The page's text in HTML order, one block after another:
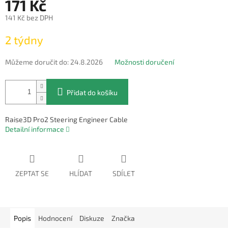
171 Kč
141 Kč bez DPH
cena:
2 týdny
Můžeme doručit do:24.8.2026 Možnosti doručení
Přidat do košíku
Raise3D Pro2 Steering Engineer Cable
Detailní informace
ZEPTAT SE HLÍDAT SDÍLET
Popis Hodnocení Diskuze Značka